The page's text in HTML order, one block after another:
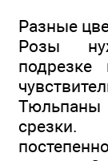
Разные
Розы
подрезке